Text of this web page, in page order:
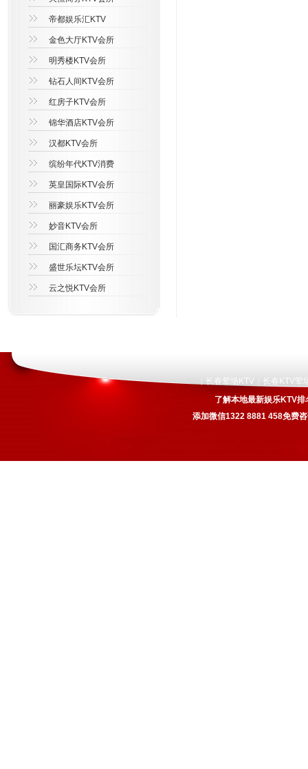
帝都娱乐汇KTV
金色大厅KTV会所
明秀楼KTV会所
钻石人间KTV会所
红房子KTV会所
锦华酒店KTV会所
汉都KTV会所
缤纷年代KTV消费
英皇国际KTV会所
丽豪娱乐KTV会所
妙音KTV会所
国汇商务KTV会所
盛世乐坛KTV会所
云之悦KTV会所
长春荤场KTV
长春KTV荤
了解本地最新娱乐KTV
添加微信1322 8881 458免费